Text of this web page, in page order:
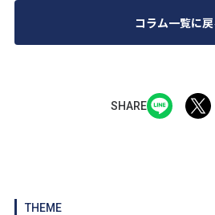
コラム一覧に
SHARE
THEME